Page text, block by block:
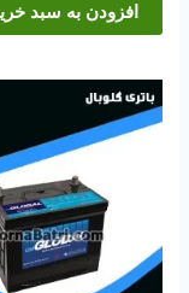
افزودن به سبد